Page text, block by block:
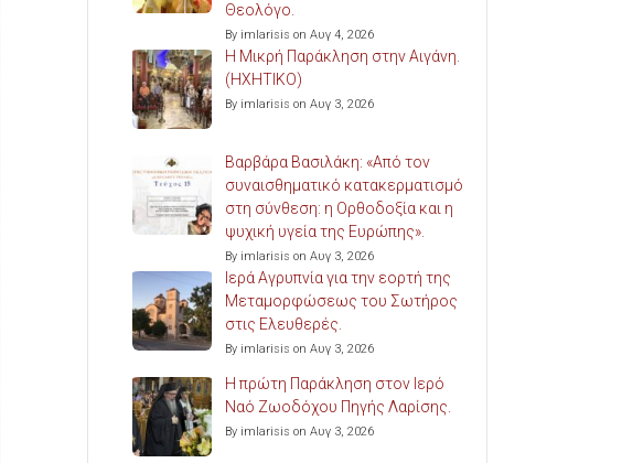
Θεολόγο.
By imlarisis on Αυγ 4, 2026
Η Μικρή Παράκληση στην Αιγάνη.
(ΗΧΗΤΙΚΟ)
By imlarisis on Αυγ 3, 2026
Βαρβάρα Βασιλάκη: «Από τον
συναισθηματικό κατακερματισμό
στη σύνθεση: η Ορθοδοξία και η
ψυχική υγεία της Ευρώπης».
By imlarisis on Αυγ 3, 2026
Ιερά Αγρυπνία για την εορτή της
Μεταμορφώσεως του Σωτήρος
στις Ελευθερές.
By imlarisis on Αυγ 3, 2026
Η πρώτη Παράκληση στον Ιερό
Ναό Ζωοδόχου Πηγής Λαρίσης.
By imlarisis on Αυγ 3, 2026